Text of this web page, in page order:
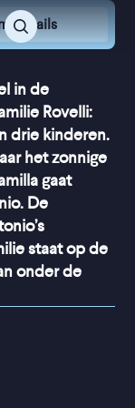
Details
in de
Rovelli:
drie kinderen.
het zonnige
gaat
De
staat op de
onder de